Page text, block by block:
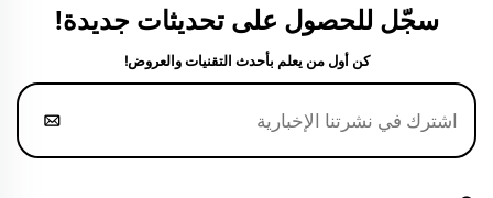
سجّل للحصول على تحديثات جديدة!
كن أول من يعلم بأحدث التقنيات والعروض!